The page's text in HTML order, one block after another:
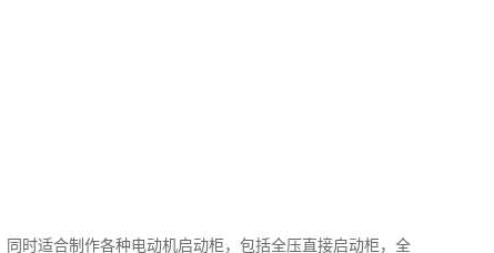
时适合制作各种电动机启动柜，包括全压直接启动柜，全